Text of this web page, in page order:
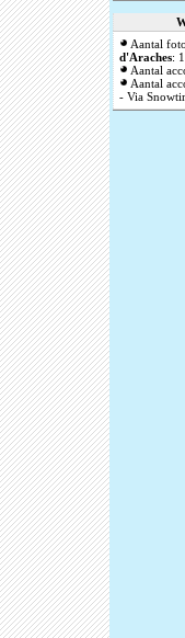
Aantal
d'Araches: 1
Aantal
Aantal
- Via